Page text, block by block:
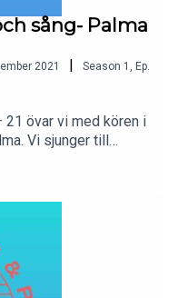
sång- Palma
2021 | Season 1
Ep.
21 övar vi med kören i
Vi sjunger till
men inga noter.
sjunger, skrattar och